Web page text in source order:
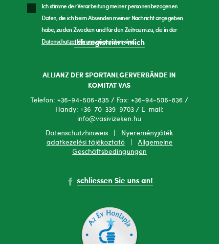
Ich stimme der Verarbeitung meiner personenbezogenen
Daten, die ich beim Absenden meiner Nachricht angegeben
habe, zu den Zwecken und für den Zeitraum zu, die in der
Datenschutzerklärungangegeben sind.
Ich registriere mich
ALLIANZ DER SPORTANLGERVERBÄNDE IN
KOMITAT VAS
Telefon: +36-94-506-835 / Fax: +36-94-506-836 /
Handy: +36-70-339-9703 / E-mail:
info@vasivizeken.hu
Datenschutzhinweis
Nyereményjáték
adatkezelési tájékoztató| Allgemeine
Geschäftsbedingungen
schliessen Sie uns an!